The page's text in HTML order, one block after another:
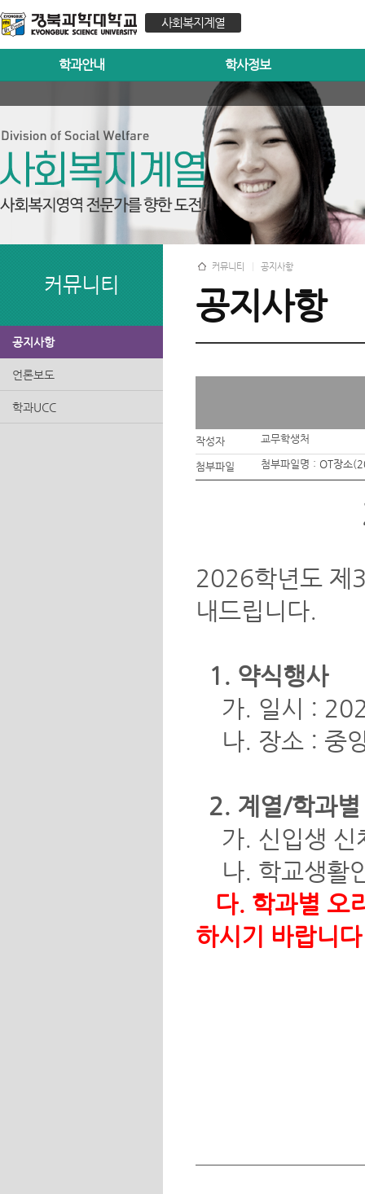
사회복지계열
학과안내 학사정보
커뮤니티
공지사항
언론보도
학과UCC
커뮤니티 공지사항
공지사항
작성자 교무학생처
첨부파일 첨부파일명 : OT장소
2026학년도 제
내드립니다.
1. 약식행사
가. 일시 :
나. 장소 : 중
2. 계열/학과
가. 신입생 신
나. 학교생활
다. 학과별 오
하시기 바랍니다